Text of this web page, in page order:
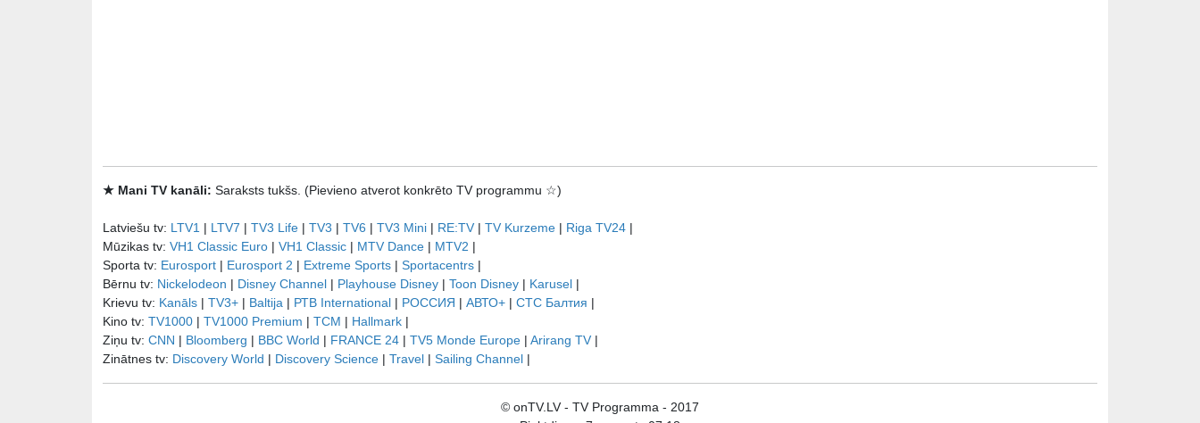
★ Mani TV kanāli: Saraksts tukšs. (Pievieno atverot konkrēto TV programmu ☆)
Latviešu tv: LTV1 | LTV7 | TV3 Life | TV3 | TV6 | TV3 Mini | RE:TV | TV Kurzeme | Riga TV24 |
Mūzikas tv: VH1 Classic Euro | VH1 Classic | MTV Dance | MTV2 |
Sporta tv: Eurosport | Eurosport 2 | Extreme Sports | Sportacentrs |
Bērnu tv: Nickelodeon | Disney Channel | Playhouse Disney | Toon Disney | Karusel |
Krievu tv: Kanāls | TV3+ | Baltija | РТB International | РОССИЯ | АВТО+ | СТС Балтия |
Kino tv: TV1000 | TV1000 Premium | TCM | Hallmark |
Ziņu tv: CNN | Bloomberg | BBC World | FRANCE 24 | TV5 Monde Europe | Arirang TV |
Zinātnes tv: Discovery World | Discovery Science | Travel | Sailing Channel |
© onTV.LV - TV Programma - 2017